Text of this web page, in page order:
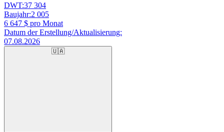
DWT:37 304
Baujahr:2 005
6 647 $ pro Monat
Datum der Erstellung/Aktualisierung:
07.08.2026
🇺🇦